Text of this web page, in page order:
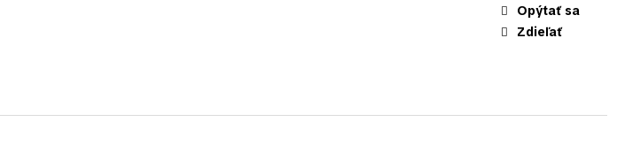
Opýtať sa
Zdieľať